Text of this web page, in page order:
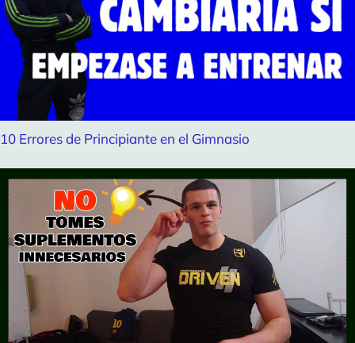
10 Errores de Principiante en el Gimnasio